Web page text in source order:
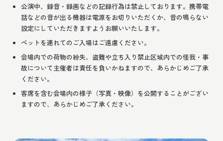
公演中、録音・録画などの記録行為は禁止しております。携帯電
話などの音が出る機器は電源をお切りいただくか、音の鳴らない
設定にしていただきますようお願いいたします。
ペットを連れてのご入場はご遠慮ください。
会場内での荷物の紛失、盗難や立ち入り禁止区域内での怪我・事
故について主催者は責任を負いかねますので、あらかじめご了承
ください。
客席を含む会場内の様子（写真・映像）を公開することがござい
ますので、あらかじめご了承ください。